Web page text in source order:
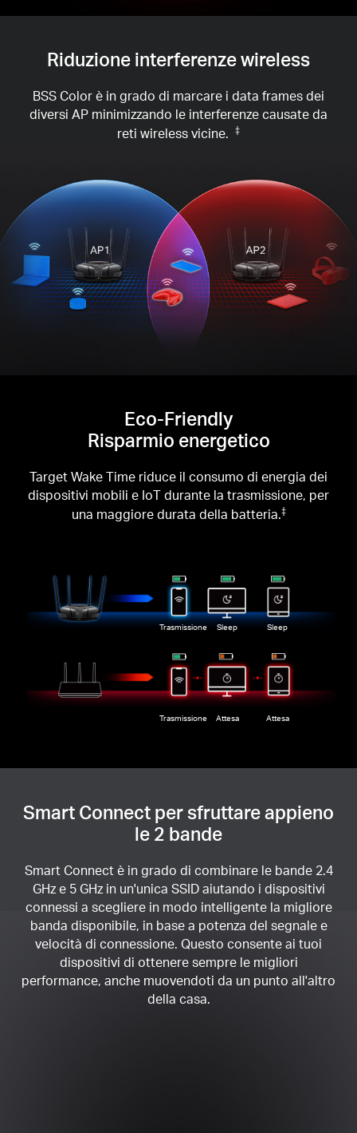
Riduzione interferenze wireless
BSS Color è in grado di marcare i data frames dei
diversi AP minimizzando le interferenze causate da
reti wireless vicine.
‡
Eco-Friendly
Risparmio energetico
Target Wake Time riduce il consumo di energia dei
dispositivi mobili e IoT durante la trasmissione, per
una maggiore durata della batteria.‡
Trasmissione Sleep Sleep
Trasmissione Attesa Attesa
Smart Connect per sfruttare appieno
le 2 bande
Smart Connect è in grado di combinare le bande 2.4
GHz e 5 GHz in un'unica SSID aiutando i dispositivi
connessi a scegliere in modo intelligente la migliore
banda disponibile, in base a potenza del segnale e
velocità di connessione. Questo consente ai tuoi
dispositivi di ottenere sempre le migliori
performance, anche muovendoti da un punto all'altro
della casa.